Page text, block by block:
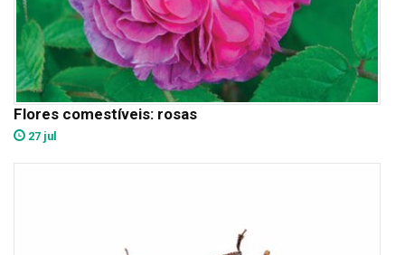
Flores comestíveis: rosas
27 jul